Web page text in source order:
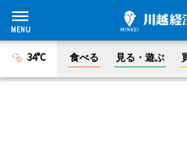
34°C 食べる 見る・遊ぶ